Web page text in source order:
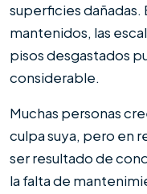
superficies dañadas.
mantenidos, las
pisos desgastados
considerable.
Muchas personas
culpa suya, pero en
ser resultado de
la falta de